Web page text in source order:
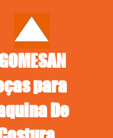
para
De